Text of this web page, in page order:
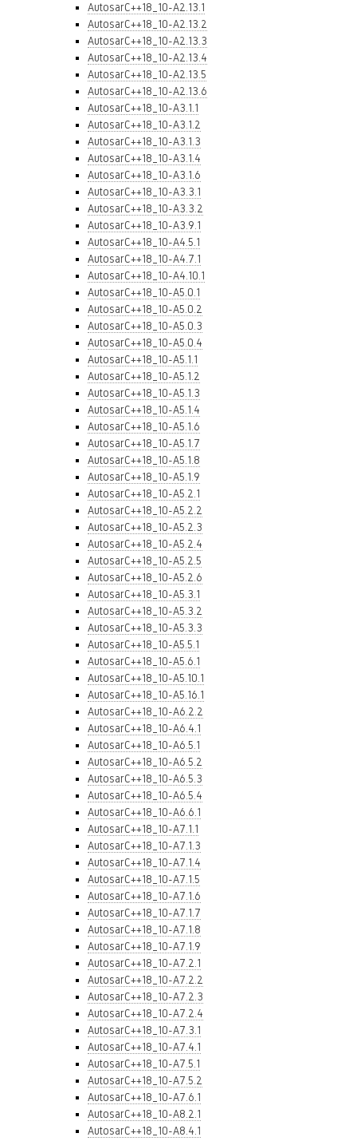
AutosarC++18_10-A2.13.1
AutosarC++18_10-A2.13.2
AutosarC++18_10-A2.13.3
AutosarC++18_10-A2.13.4
AutosarC++18_10-A2.13.5
AutosarC++18_10-A2.13.6
AutosarC++18_10-A3.1.1
AutosarC++18_10-A3.1.2
AutosarC++18_10-A3.1.3
AutosarC++18_10-A3.1.4
AutosarC++18_10-A3.1.6
AutosarC++18_10-A3.3.1
AutosarC++18_10-A3.3.2
AutosarC++18_10-A3.9.1
AutosarC++18_10-A4.5.1
AutosarC++18_10-A4.7.1
AutosarC++18_10-A4.10.1
AutosarC++18_10-A5.0.1
AutosarC++18_10-A5.0.2
AutosarC++18_10-A5.0.3
AutosarC++18_10-A5.0.4
AutosarC++18_10-A5.1.1
AutosarC++18_10-A5.1.2
AutosarC++18_10-A5.1.3
AutosarC++18_10-A5.1.4
AutosarC++18_10-A5.1.6
AutosarC++18_10-A5.1.7
AutosarC++18_10-A5.1.8
AutosarC++18_10-A5.1.9
AutosarC++18_10-A5.2.1
AutosarC++18_10-A5.2.2
AutosarC++18_10-A5.2.3
AutosarC++18_10-A5.2.4
AutosarC++18_10-A5.2.5
AutosarC++18_10-A5.2.6
AutosarC++18_10-A5.3.1
AutosarC++18_10-A5.3.2
AutosarC++18_10-A5.3.3
AutosarC++18_10-A5.5.1
AutosarC++18_10-A5.6.1
AutosarC++18_10-A5.10.1
AutosarC++18_10-A5.16.1
AutosarC++18_10-A6.2.2
AutosarC++18_10-A6.4.1
AutosarC++18_10-A6.5.1
AutosarC++18_10-A6.5.2
AutosarC++18_10-A6.5.3
AutosarC++18_10-A6.5.4
AutosarC++18_10-A6.6.1
AutosarC++18_10-A7.1.1
AutosarC++18_10-A7.1.3
AutosarC++18_10-A7.1.4
AutosarC++18_10-A7.1.5
AutosarC++18_10-A7.1.6
AutosarC++18_10-A7.1.7
AutosarC++18_10-A7.1.8
AutosarC++18_10-A7.1.9
AutosarC++18_10-A7.2.1
AutosarC++18_10-A7.2.2
AutosarC++18_10-A7.2.3
AutosarC++18_10-A7.2.4
AutosarC++18_10-A7.3.1
AutosarC++18_10-A7.4.1
AutosarC++18_10-A7.5.1
AutosarC++18_10-A7.5.2
AutosarC++18_10-A7.6.1
AutosarC++18_10-A8.2.1
AutosarC++18_10-A8.4.1